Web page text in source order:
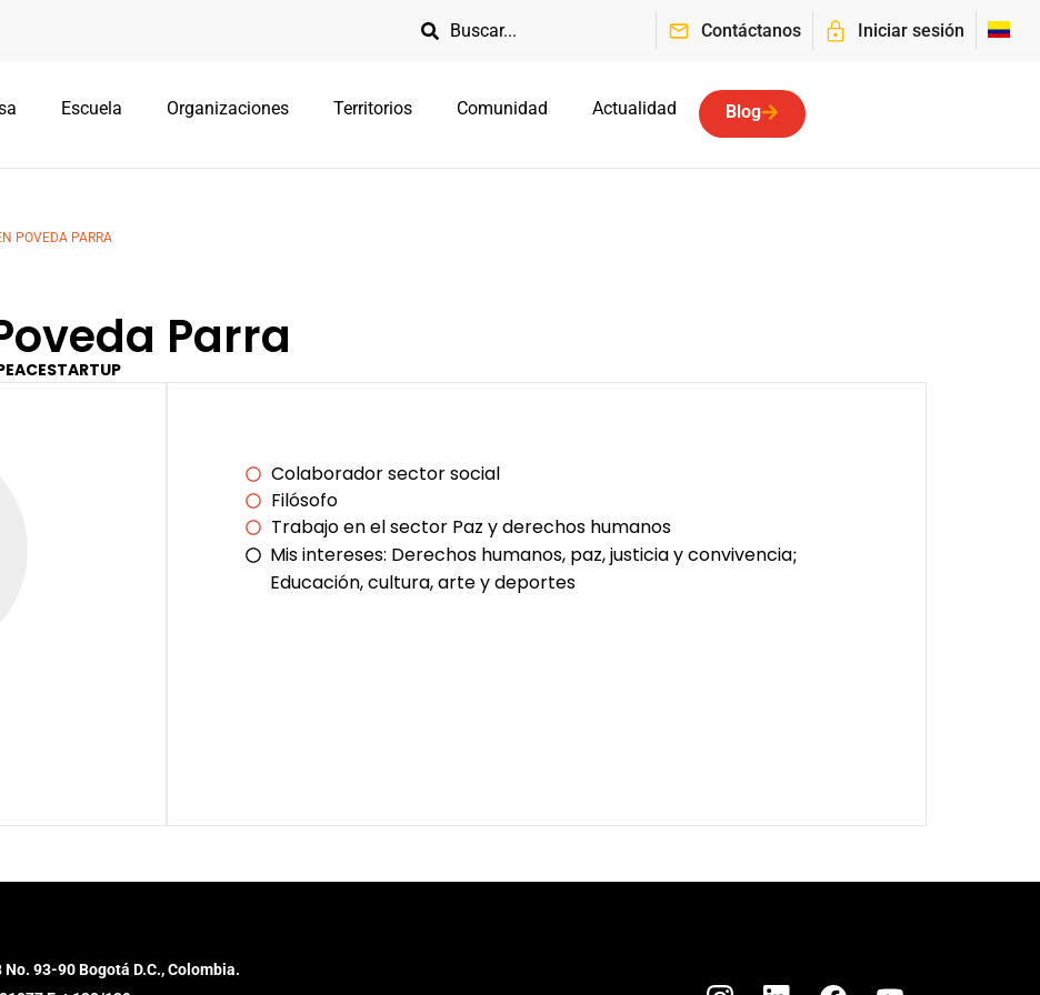
Contáctanos Iniciar sesión
Escuela Organizaciones Territorios Comunidad Actualidad Blog
POVEDA PARRA
Parra
Colaborador sector social
Filósofo
Trabajo en el sector Paz y derechos humanos
Mis intereses: Derechos humanos, paz, justicia y convivencia;
Educación, cultura, arte y deportes
No. 93-90 Bogotá D.C., Colombia.